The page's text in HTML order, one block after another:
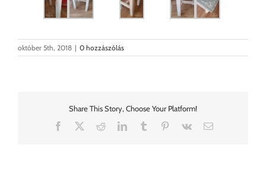
október 5th, 2018 | 0 hozzászólás
Share This Story, Choose Your Platform!
Facebook
RedditLinkedInTumblr Pinterest
Vk Email: